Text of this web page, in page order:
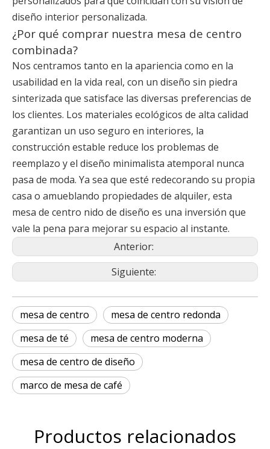
diseño interior personalizada.
¿Por qué comprar nuestra mesa de centro
combinada?
Nos centramos tanto en la apariencia como en la
usabilidad en la vida real, con un diseño sin piedra
sinterizada que satisface las diversas preferencias de
los clientes. Los materiales ecológicos de alta calidad
garantizan un uso seguro en interiores, la
construcción estable reduce los problemas de
reemplazo y el diseño minimalista atemporal nunca
pasa de moda. Ya sea que esté redecorando su propia
casa o amueblando propiedades de alquiler, esta
mesa de centro nido de diseño es una inversión que
vale la pena para mejorar su espacio al instante.
Anterior:
Siguiente:
mesa de centro
mesa de centro redonda
mesa de té
mesa de centro moderna
mesa de centro de diseño
marco de mesa de café
Productos relacionados